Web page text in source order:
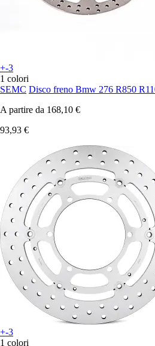
+-3
1 colori
SEMC Disco freno Bmw 276 R850
A partire da 168,10 €
93,93 €
+-3
1 colori